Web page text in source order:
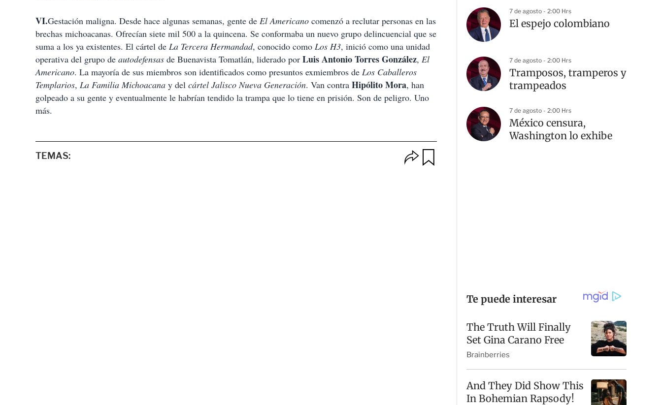
VI.Gestación maligna. Desde hace algunas semanas, gente de El Americano comenzó a reclutar personas en las
brechas michoacanas. Ofrecían siete mil 500 a la quincena. Se conformaba un nuevo grupo delincuencial que se
suma a los ya existentes. El cártel de La Tercera Hermandad, conocido como Los H3, inició como una unidad
operativa del grupo de autodefensas de Buenavista Tomatlán, liderado por Luis Antonio Torres González, El
Americano. La mayoría de sus miembros son identificados como presuntos exmiembros de Los Caballeros
Templarios, La Familia Michoacana y del cártel Jalisco Nueva Generación. Van contra Hipólito Mora, han
golpeado a su gente y eventualmente le habrían tendido la trampa que lo tiene en prisión. Son de peligro. Uno
más.
TEMAS:
p
7 de agosto - 2:00 Hrs
El espejo colombiano
7 de agosto - 2:00 Hrs
Tramposos, tramperos y
trampeados
7 de agosto - 2:00 Hrs
México censura,
Washington lo exhibe